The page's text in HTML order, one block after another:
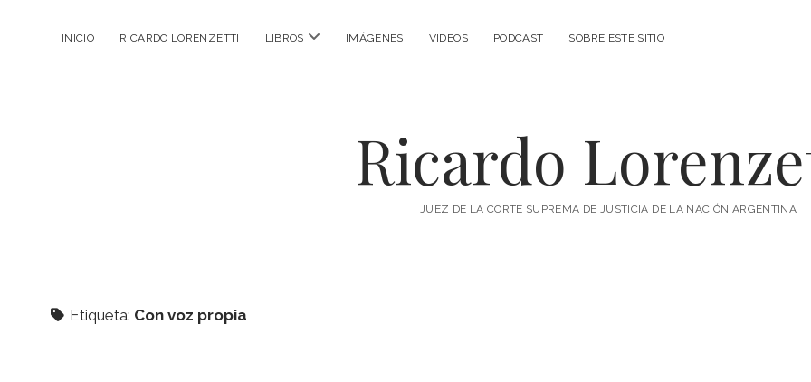
INICIO RICARDO LORENZETTI LIBROS abrir
IMÁGENES VIDEOS PODCAST SOBRE ESTE SITIO
Ricardo
JUEZ DE LA CORTE SUPREMA DE JUSTICIA DE LA NACIÓN ARGENTINA
Etiqueta: Con voz propia